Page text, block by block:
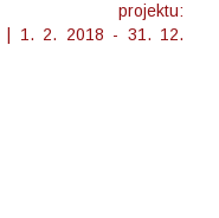
projektu:
| 1. 2. 2018 - 31. 12.